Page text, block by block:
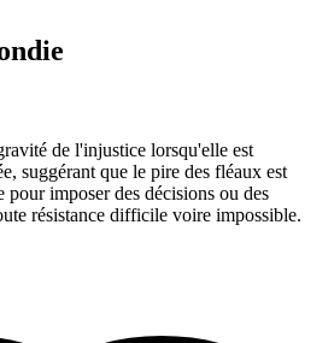
de l'injustice lorsqu'elle est
suggérant que le pire des fléaux est
imposer des décisions ou des
résistance difficile voire impossible.